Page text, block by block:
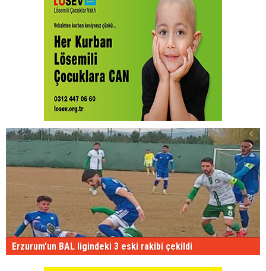
Erzurum'un BAL ligindeki 3 eski rakibi çekildi